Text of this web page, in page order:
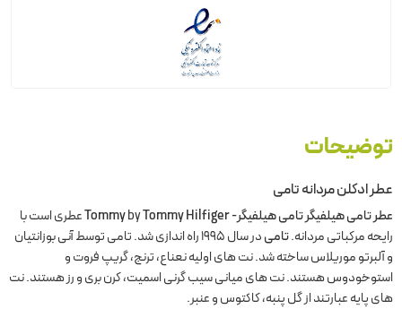
توضیحات
عطر ادکلن مردانه تامی
عطر تامی هیلفیگر تامی هیلفیگر- Tommy byTommy Hilfiger
عطری است با
رایحه مرکباتی مردانه.تامی
در سال 1995 راه اندازی شد. تامی توسط آنی بوزانتیان
و آلبرتو موریلاس ساخته شد. نت های اولیه نعناع، ​​ترنج، گریپ فروت و
استوخودوس هستند. نت های میانی سیب گرنی اسمیت، کرن بری و رز هستند. نت
های پایه عبارتند از گل پنبه، کاکتوس و عنبر.